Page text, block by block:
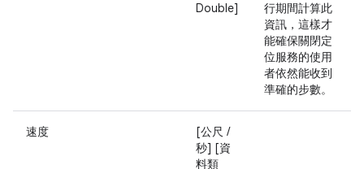
Double]
行期間計算此
資訊，這樣才
能確保關閉定
位服務的使用
者依然能收到
準確的步數。
速度
[公尺 /
秒] [資
料類